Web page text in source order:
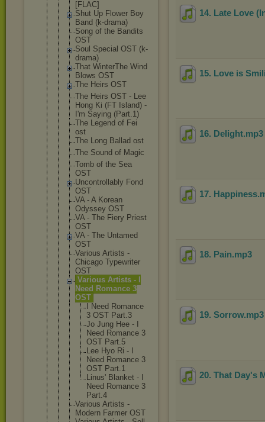
[FLAC]
Shut Up Flower Boy
Band (k-drama)
Song of the Bandits
OST
Soul Special OST (k-
drama)
That WinterThe Wind
Blows OST
The Heirs OST
The Heirs OST - Lee
Hong Ki (FT Island) -
I'm Saying (Part.1)
The Legend of Fei
ost
The Long Ballad ost
The Sound of Magic
Tomb of the Sea
OST
Uncontrollably Fond
OST
VA - A Korean
Odyssey OST
VA - The Fiery Priest
OST
VA - The Untamed
OST
Various Artists -
Chicago Typewriter
OST
Various Artists - I
Need Romance 3
OST
I Need Romance
3 OST Part.3
Jo Jung Hee - I
Need Romance 3
OST Part.5
Lee Hyo Ri - I
Need Romance 3
OST Part.1
Linus' Blanket - I
Need Romance 3
Part.4
Various Artists -
Modern Farmer OST
14. Late Love
15. Love is
16. Delight.mp3
17. Happiness
18. Pain.mp3
19. Sorrow
20. That Day's